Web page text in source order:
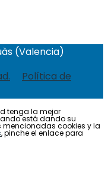
(Valencia)
Política de
tenga la mejor
está dando su
cookies y la
, pinche el enlace para